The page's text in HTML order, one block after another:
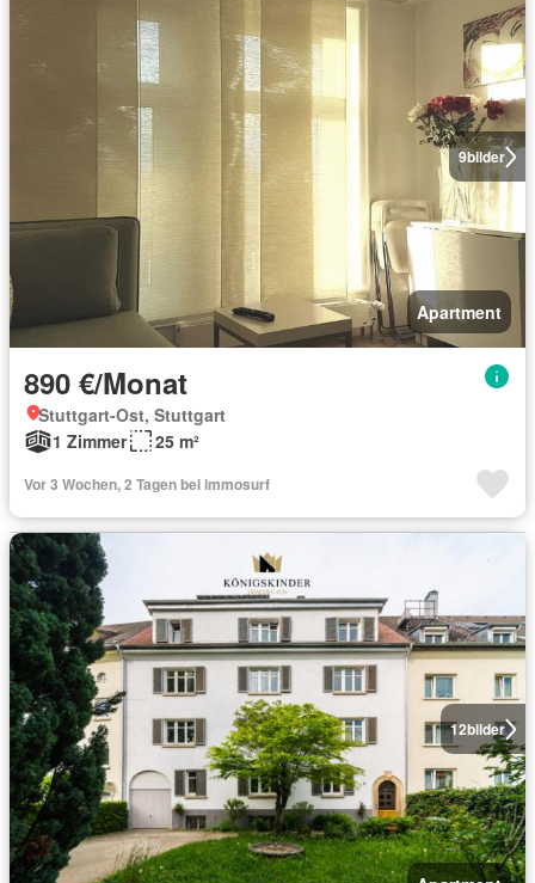
9bilder
Apartment
890 €/Monat
Stuttgart-Ost, Stuttgart
1 Zimmer
25 m²
Vor 3 Wochen, 2 Tagen bei immosurf
12bilder